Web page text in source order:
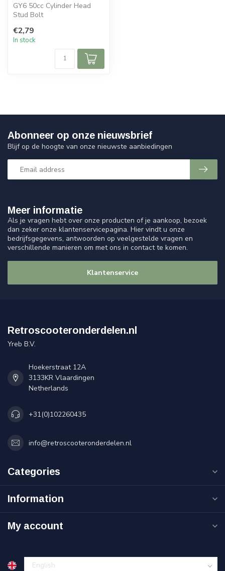
GY6 50cc Cylinder Head
Stud Bolt
€2,79
In stock
Meer informatie
Als je vragen hebt over onze producten of je aankoop, bezoek
dan zeker onze klantenservicepagina. Hier vindt u onze
bedrijfsgegevens, antwoorden op veelgestelde vragen en
verschillende manieren om met ons in contact te komen.
Klantenservice
Abonneer op onze nieuwsbrief
Blijf op de hoogte van onze nieuwste aanbiedingen
Retroscooteronderdelen.nl
Yreb B.V.
Hoekerstraat 12A
3133KR Vlaardingen
Netherlands
+31(0)102260435
info@retroscooteronderdelen.nl
Categories
Information
My account